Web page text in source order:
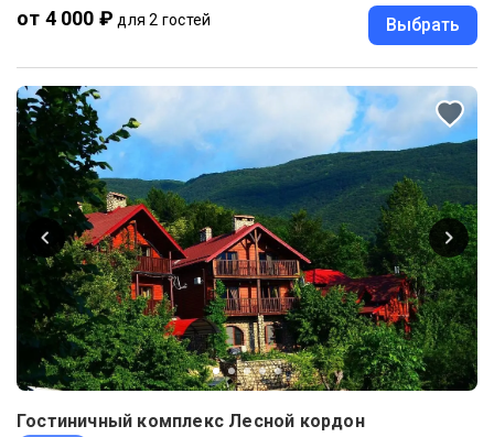
от 4 000 ₽ для 2 гостей Выбрать
Гостиничный комплекс Лесной кордон